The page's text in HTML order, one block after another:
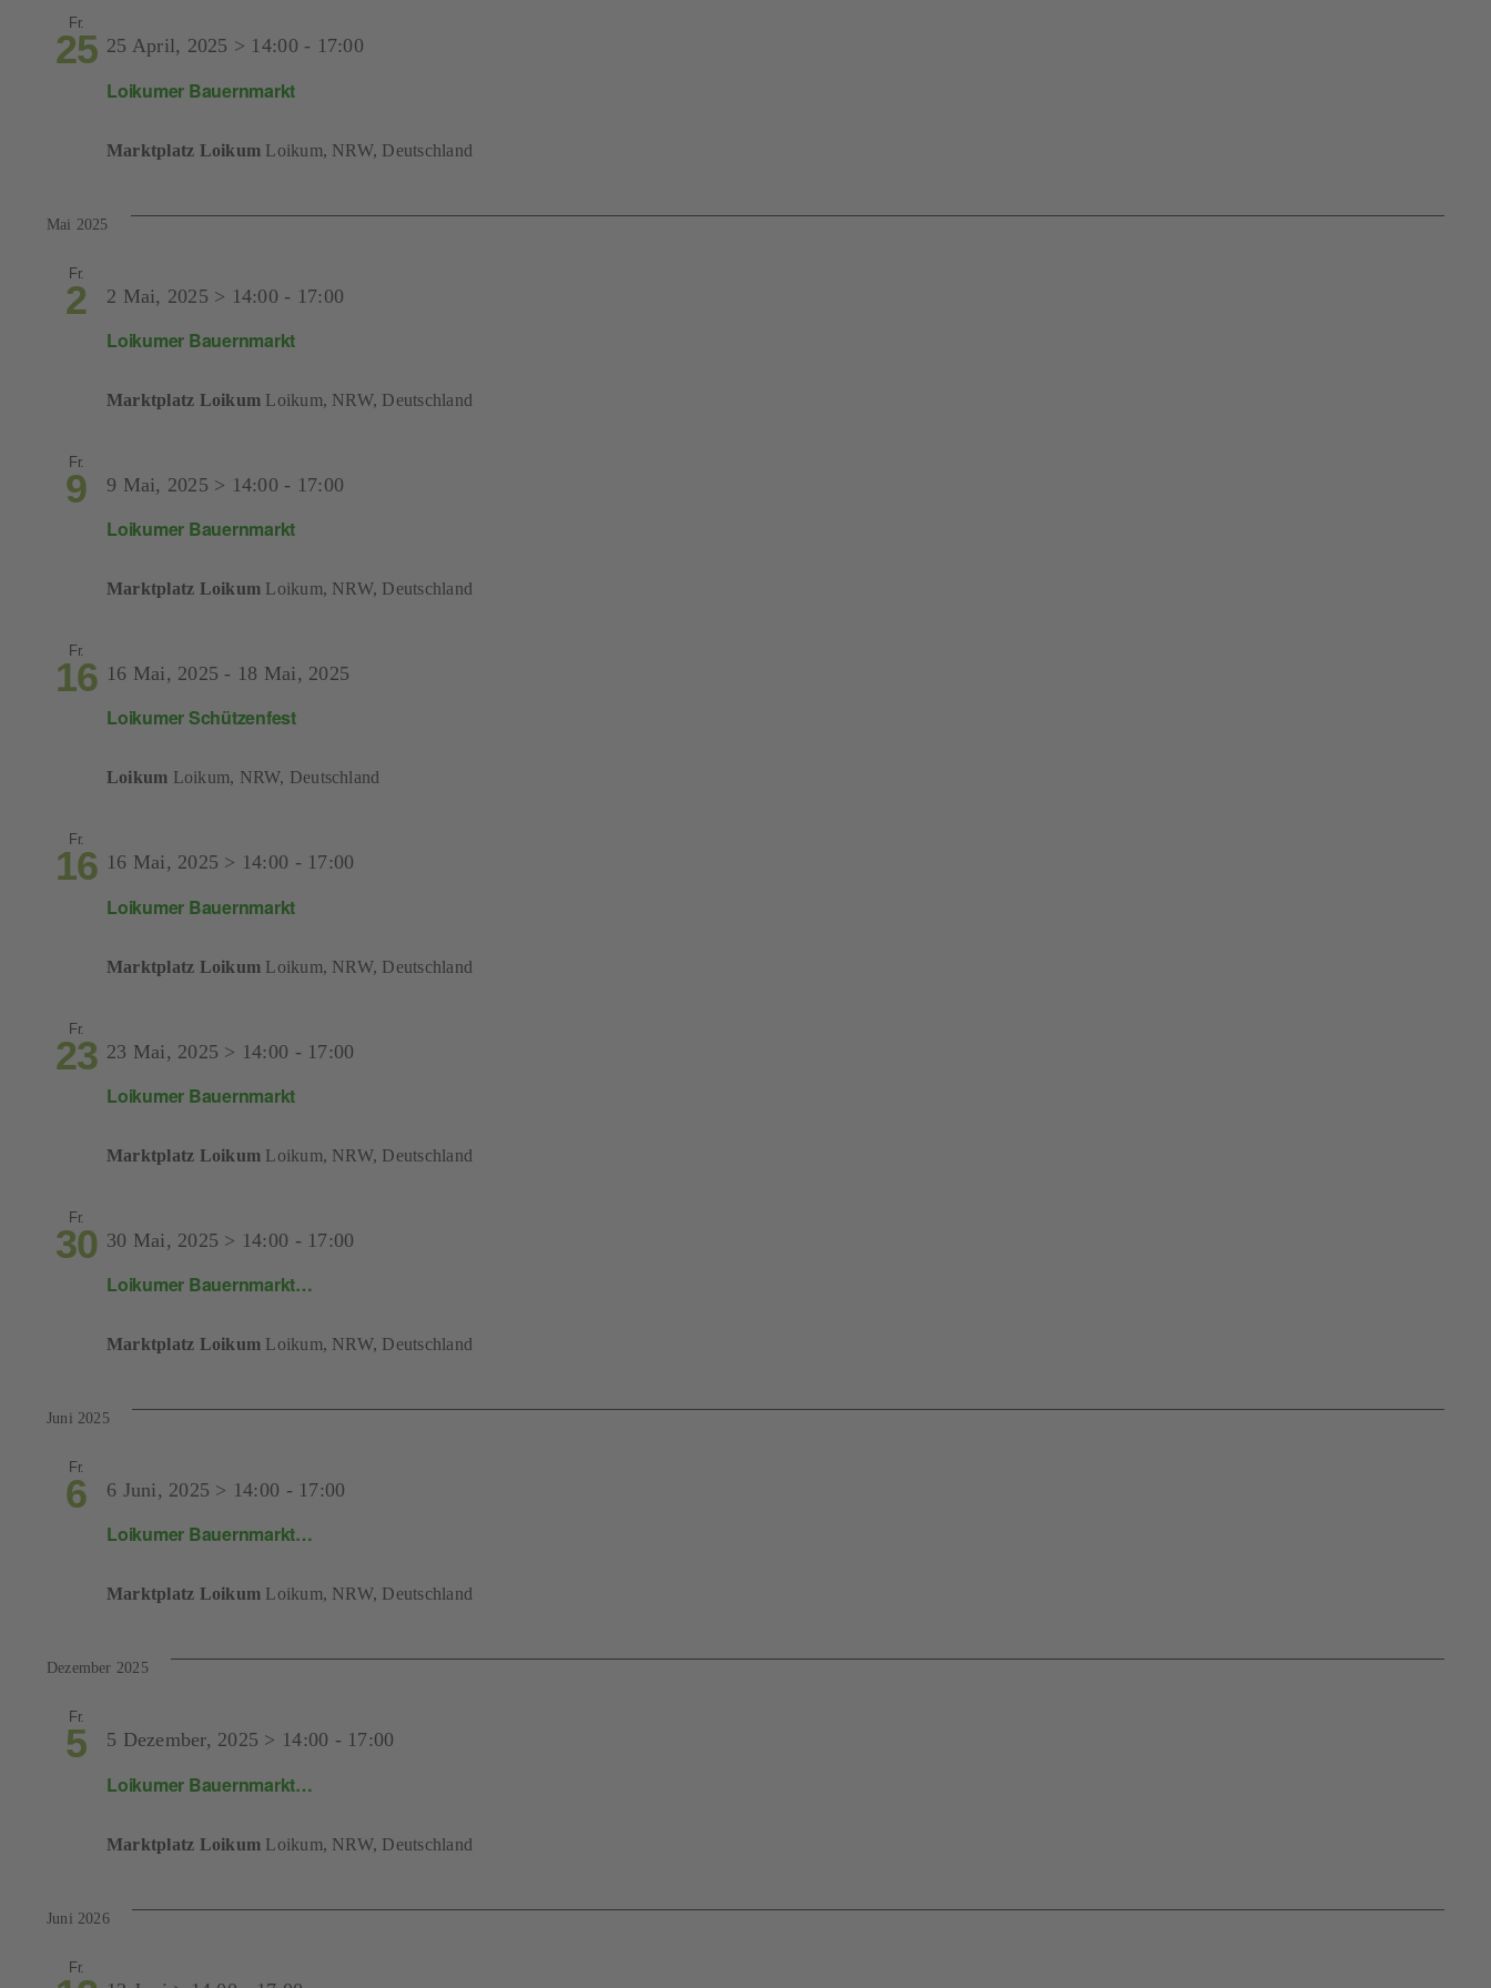
Fr.
25
Loikumer Bauernmarkt
25 April, 2025 > 14:00 - 17:00
Marktplatz Loikum Loikum, NRW, Deutschland
Mai 2025
Fr.
2
Loikumer Bauernmarkt
2 Mai, 2025 > 14:00 - 17:00
Marktplatz Loikum Loikum, NRW, Deutschland
Fr.
9
Loikumer Bauernmarkt
9 Mai, 2025 > 14:00 - 17:00
Marktplatz Loikum Loikum, NRW, Deutschland
Fr.
16
Loikumer Schützenfest
16 Mai, 2025 - 18 Mai, 2025
Loikum Loikum, NRW, Deutschland
Fr.
16
Loikumer Bauernmarkt
16 Mai, 2025 > 14:00 - 17:00
Marktplatz Loikum Loikum, NRW, Deutschland
Fr.
23
Loikumer Bauernmarkt
23 Mai, 2025 > 14:00 - 17:00
Marktplatz Loikum Loikum, NRW, Deutschland
Fr.
30
Loikumer Bauernmarkt…
30 Mai, 2025 > 14:00 - 17:00
Marktplatz Loikum Loikum, NRW, Deutschland
Juni 2025
Fr.
6
Loikumer Bauernmarkt…
6 Juni, 2025 > 14:00 - 17:00
Marktplatz Loikum Loikum, NRW, Deutschland
Dezember 2025
Fr.
5
Loikumer Bauernmarkt…
5 Dezember, 2025 > 14:00 - 17:00
Marktplatz Loikum Loikum, NRW, Deutschland
Juni 2026
Fr.